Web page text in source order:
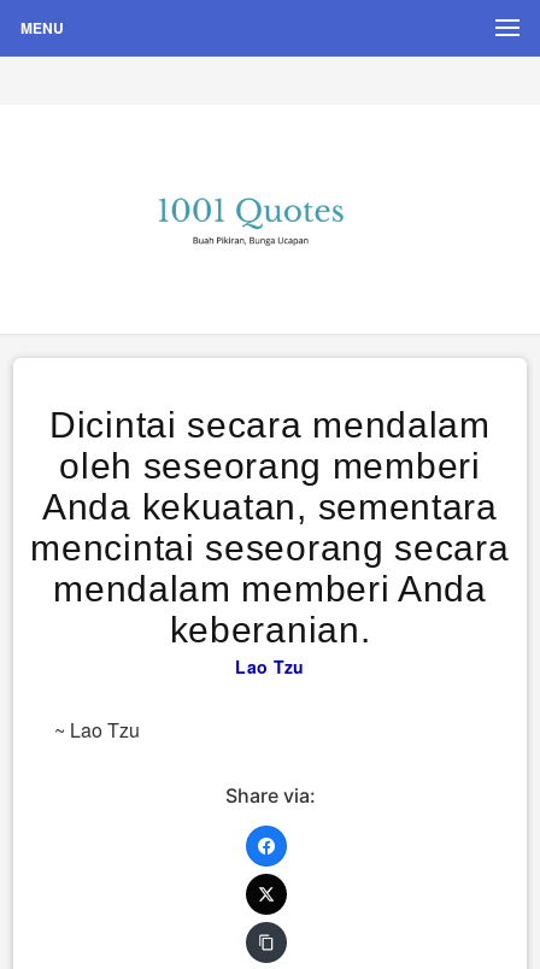
MENU
Quote Hari Puisi
Dicintai secara mendalam
oleh seseorang memberi
Anda kekuatan, sementara
mencintai seseorang secara
mendalam memberi Anda
keberanian.
Lao Tzu
~ Lao Tzu
Share via: